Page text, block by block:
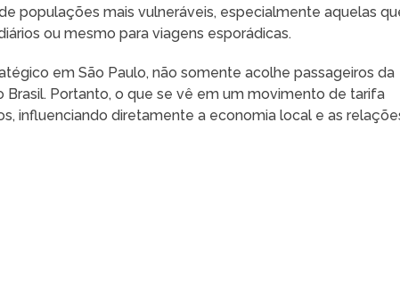
populações mais vulneráveis, especialmente aquelas
ou mesmo para viagens esporádicas.
em São Paulo, não somente acolhe passageiros da
Portanto, o que se vê em um movimento de tarifa
influenciando diretamente a economia local e as